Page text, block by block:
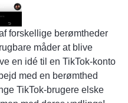
forskellige berømtheder
måder at blive
en idé til en TikTok-konto
med en berømthed
TikTok-brugere elske